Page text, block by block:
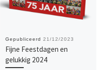
Gepubliceerd 21/12/2023
Fijne Feestdagen en
gelukkig 2024